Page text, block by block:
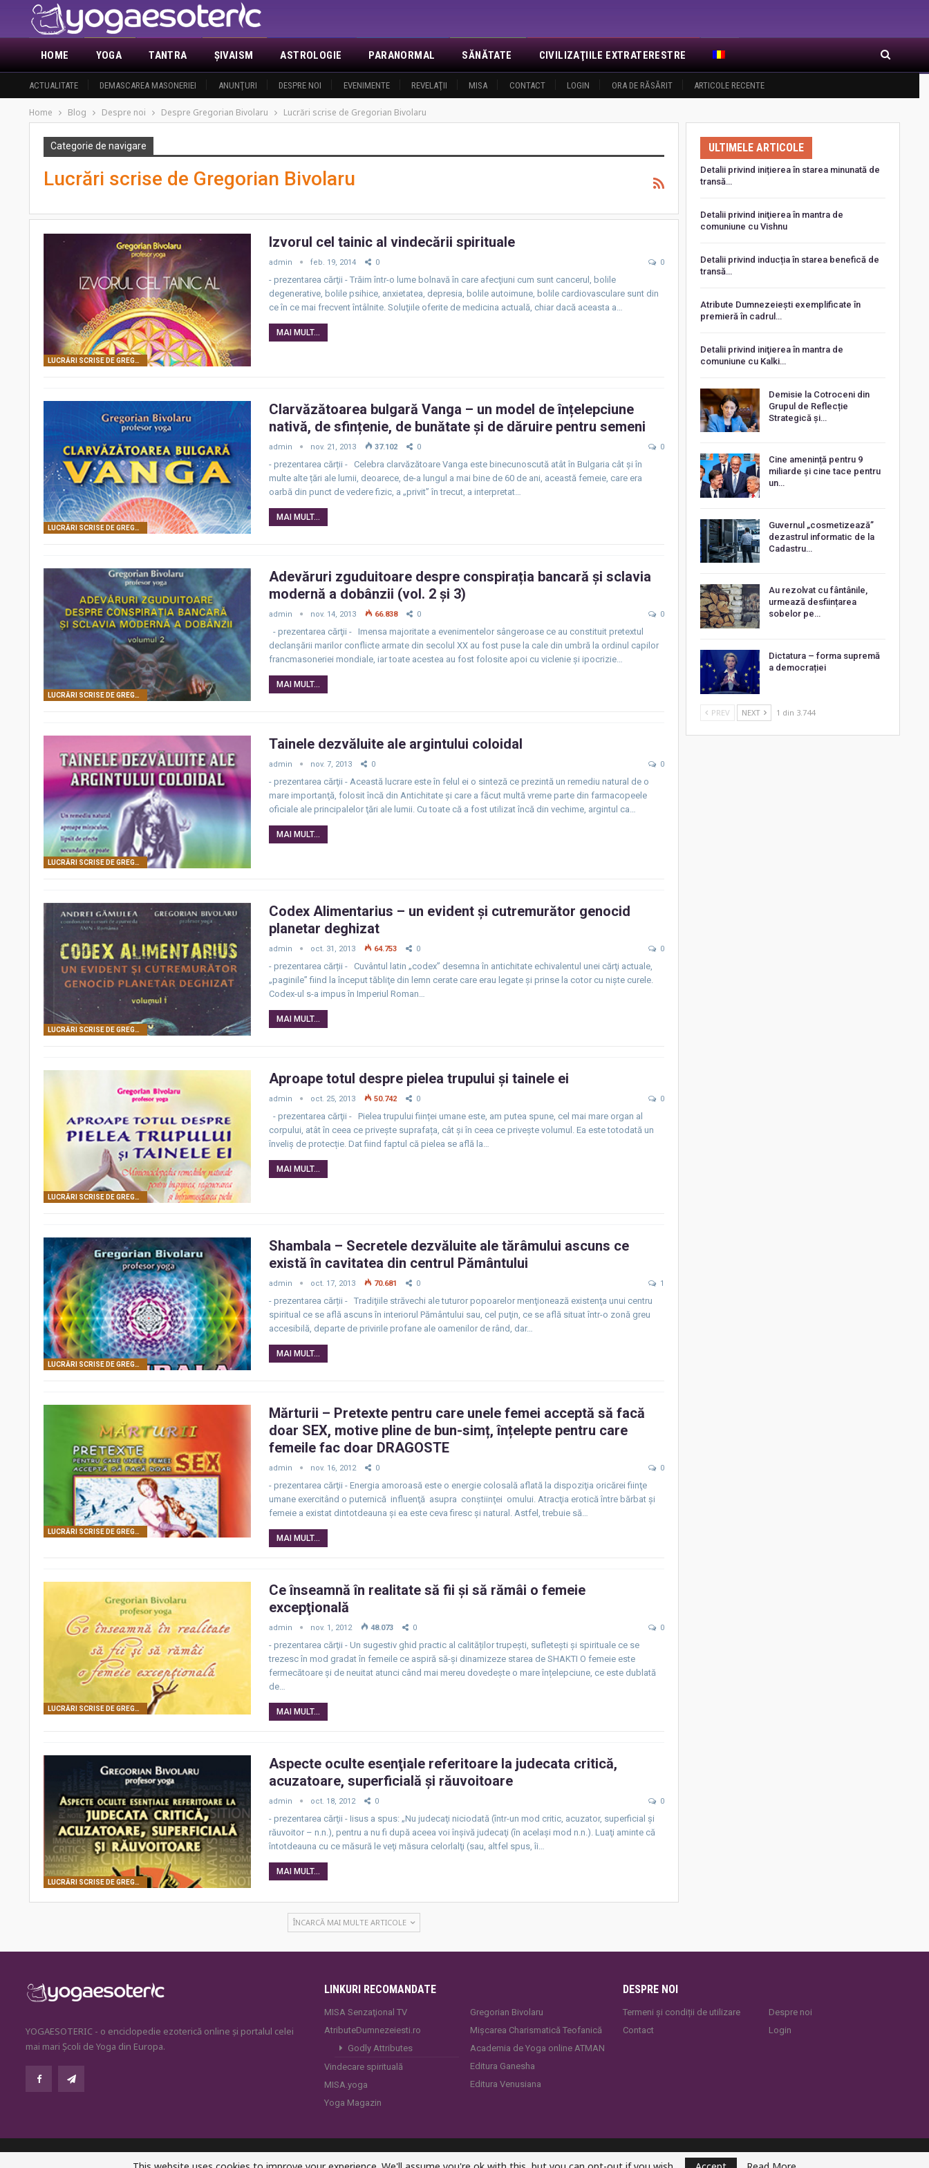
HOME
ACTUALITATE DEMASCAREA MASONERIEI ANUNŢURI DESPRE NOI EVENIMENTE REVELAŢII MISA CONTACT LOGIN ORA DE RĂSĂRIT ARTICOLE RECENTE
YOGA TANTRA ŞIVAISM ASTROLOGIE PARANORMAL SĂNĂTATE CIVILIZAŢIILE EXTRATERESTRE
Home Blog Despre noi Despre Gregorian Bivolaru Lucrări scrise de Gregorian Bivolaru
Categorie de navigare
Lucrări scrise de Gregorian Bivolaru
LUCRĂRI SCRISE DE GREGORIAN BIVOLARU
Izvorul cel tainic al vindecării spirituale
admin feb. 19, 2014 0 0
- prezentarea cărţii - Trăim într-o lume bolnavă în care afecţiuni cum sunt cancerul, bolile
degenerative, bolile psihice, anxietatea, depresia, bolile autoimune, bolile cardiovasculare sunt din
ce în ce mai frecvent întâlnite. Soluţiile oferite de medicina actuală, chiar dacă aceasta a…
MAI MULT...
LUCRĂRI SCRISE DE GREGORIAN BIVOLARU
Clarvăzătoarea bulgară Vanga – un model de înțelepciune
nativă, de sfințenie, de bunătate și de dăruire pentru semeni
admin nov. 21, 2013 37.102 0 0
- prezentarea cărții - Celebra clarvăzătoare Vanga este binecunoscută atât în Bulgaria cât și în
multe alte țări ale lumii, deoarece, de-a lungul a mai bine de 60 de ani, această femeie, care era
oarbă din punct de vedere fizic, a „privit” în trecut, a interpretat…
MAI MULT...
LUCRĂRI SCRISE DE GREGORIAN BIVOLARU
Adevăruri zguduitoare despre conspirația bancară și sclavia
modernă a dobânzii (vol. 2 și 3)
admin nov. 14, 2013 66.838 0 0
- prezentarea cărţii - Imensa majoritate a evenimentelor sângeroase ce au constituit pretextul
declanșării marilor conflicte armate din secolul XX au fost puse la cale din umbră la ordinul capilor
francmasoneriei mondiale, iar toate acestea au fost folosite apoi cu viclenie şi ipocrizie…
MAI MULT...
LUCRĂRI SCRISE DE GREGORIAN BIVOLARU
Tainele dezvăluite ale argintului coloidal
admin nov. 7, 2013 0 0
- prezentarea cărţii - Această lucrare este în felul ei o sinteză ce prezintă un remediu natural de o
mare importanţă, folosit încă din Antichitate şi care a făcut multă vreme parte din farmacopeele
oficiale ale principalelor ţări ale lumii. Cu toate că a fost utilizat încă din vechime, argintul ca…
MAI MULT...
LUCRĂRI SCRISE DE GREGORIAN BIVOLARU
Codex Alimentarius – un evident și cutremurător genocid
planetar deghizat
admin oct. 31, 2013 64.753 0 0
- prezentarea cărții - Cuvântul latin „codex” desemna în antichitate echivalentul unei cărţi actuale,
„paginile” fiind la început tăbliţe din lemn cerate care erau legate şi prinse la cotor cu nişte curele.
Codex-ul s-a impus în Imperiul Roman…
MAI MULT...
LUCRĂRI SCRISE DE GREGORIAN BIVOLARU
Aproape totul despre pielea trupului şi tainele ei
admin oct. 25, 2013 50.742 0 0
- prezentarea cărţii - Pielea trupului ființei umane este, am putea spune, cel mai mare organ al
corpului, atât în ceea ce privește suprafața, cât și în ceea ce privește volumul. Ea este totodată un
înveliș de protecție. Dat fiind faptul că pielea se află la…
MAI MULT...
LUCRĂRI SCRISE DE GREGORIAN BIVOLARU
Shambala – Secretele dezvăluite ale tărâmului ascuns ce
există în cavitatea din centrul Pământului
admin oct. 17, 2013 70.681 0 1
- prezentarea cărții - Tradiţiile străvechi ale tuturor popoarelor menţionează existenţa unui centru
spiritual ce se află ascuns în interiorul Pământului sau, cel puţin, ce se află situat într-o zonă greu
accesibilă, departe de privirile profane ale oamenilor de rând, dar…
MAI MULT...
LUCRĂRI SCRISE DE GREGORIAN BIVOLARU
Mărturii – Pretexte pentru care unele femei acceptă să facă
doar SEX, motive pline de bun-simț, înțelepte pentru care
femeile fac doar DRAGOSTE
admin nov. 16, 2012 0 0
- prezentarea cărţii - Energia amoroasă este o energie colosală aflată la dispoziţia oricărei fiinţe
umane exercitând o puternică influenţă asupra conştiinţei omului. Atracţia erotică între bărbat şi
femeie a existat dintotdeauna şi ea este ceva firesc şi natural. Astfel, trebuie să…
MAI MULT...
LUCRĂRI SCRISE DE GREGORIAN BIVOLARU
Ce înseamnă în realitate să fii şi să rămâi o femeie
excepţională
admin nov. 1, 2012 48.073 0 0
- prezentarea cărţii - Un sugestiv ghid practic al calităților trupești, sufletești și spirituale ce se
trezesc în mod gradat în femeile ce aspiră să-și dinamizeze starea de SHAKTI O femeie este
fermecătoare și de neuitat atunci când mai mereu dovedește o mare înțelepciune, ce este dublată
de…
MAI MULT...
LUCRĂRI SCRISE DE GREGORIAN BIVOLARU
Aspecte oculte esenţiale referitoare la judecata critică,
acuzatoare, superficială şi răuvoitoare
admin oct. 18, 2012 0 0
- prezentarea cărţii - Iisus a spus: „Nu judecaţi niciodată (într-un mod critic, acuzator, superficial şi
răuvoitor – n.n.), pentru a nu fi după aceea voi înşivă judecaţi (în acelaşi mod n.n.). Luaţi aminte că
întotdeauna cu ce măsură le veţi măsura celorlalţi (sau, altfel spus, îi…
MAI MULT...
ÎNCARCĂ MAI MULTE ARTICOLE
ULTIMELE ARTICOLE
Detalii privind inițierea în starea minunată de
transă…
Detalii privind iniţierea în mantra de
comuniune cu Vishnu
Detalii privind inducția în starea benefică de
transă…
Atribute Dumnezeiești exemplificate în
premieră în cadrul…
Detalii privind iniţierea în mantra de
comuniune cu Kalki…
Demisie la Cotroceni din
Grupul de Reflecție
Strategică și…
Cine amenință pentru 9
miliarde și cine tace pentru
un…
Guvernul „cosmetizează”
dezastrul informatic de la
Cadastru…
Au rezolvat cu fântânile,
urmează desființarea
sobelor pe…
Dictatura – forma supremă
a democrației
PREV NEXT 1 din 3.744
YOGAESOTERIC - o enciclopedie ezoterică online și portalul celei
mai mari Școli de Yoga din Europa.
LINKURI RECOMANDATE
MISA Senzaţional TV
AtributeDumnezeiesti.ro
Godly Attributes
Vindecare spirituală
MISA.yoga
Yoga Magazin
Gregorian Bivolaru
Mișcarea Charismatică Teofanică
Academia de Yoga online ATMAN
Editura Ganesha
Editura Venusiana
DESPRE NOI
Termeni și condiții de utilizare
Contact
Despre noi
Login